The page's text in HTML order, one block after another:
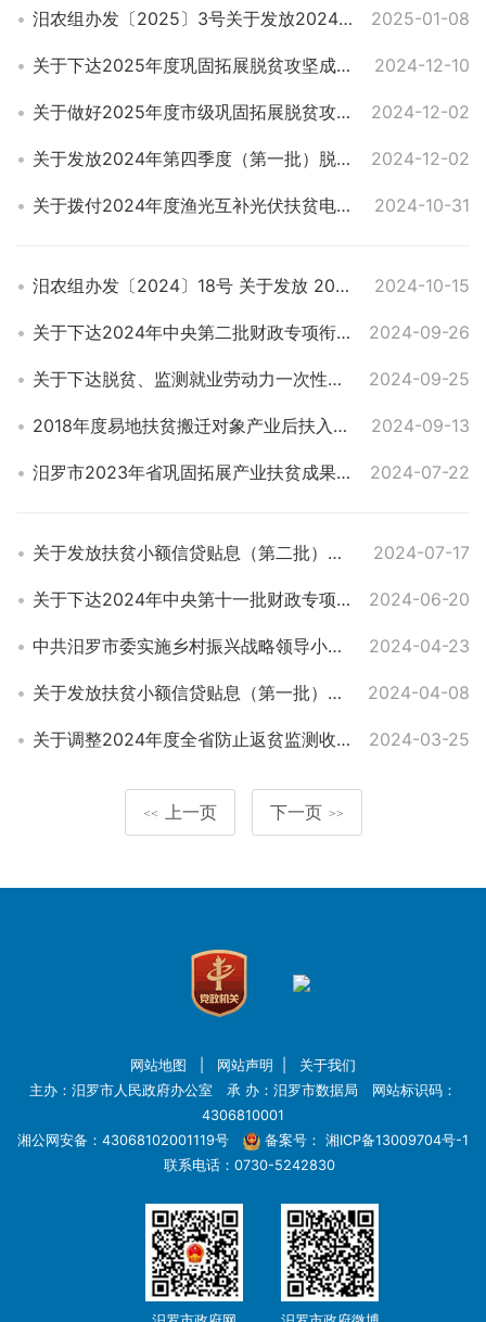
汨农组办发〔2025〕3号关于发放2024年第四季度（第二批）脱贫人口小额信贷贴息资金的通知 2025-01-08
关于下达2025年度巩固拓展脱贫攻坚成果和乡村振兴项目计划的通知 2024-12-10
关于做好2025年度市级巩固拓展脱贫攻坚成果和乡村振兴项目库入库工作的通知 2024-12-02
关于发放2024年第四季度（第一批）脱贫人口小额信贷贴息资金的通知 2024-12-02
关于拨付2024年度渔光互补光伏扶贫电站资产收益分配资金的通知 2024-10-31
汨农组办发〔2024〕18号 关于发放 2024年第三季度脱贫人口小额信贷贴息资金的通知 2024-10-15
关于下达2024年中央第二批财政专项衔接补助资金（雨露计划）项目计划的通知 2024-09-26
关于下达脱贫、监测就业劳动力一次性交通补贴资金的通知 2024-09-25
2018年度易地扶贫搬迁对象产业后扶入股资金及分红资金到户公示表表 2024-09-13
汨罗市2023年省巩固拓展产业扶贫成果重点项目完成情况公告 2024-07-22
关于发放扶贫小额信贷贴息（第二批）资金的通知 2024-07-17
关于下达2024年中央第十一批财政专项衔接补助资金（脱贫村产业）项目计划的通知 2024-06-20
中共汨罗市委实施乡村振兴战略领导小组办公室关于印发《汨罗市易地搬迁安置点驻村帮扶单位工作职责》的通知 2024-04-23
关于发放扶贫小额信贷贴息（第一批）资金的通知 2024-04-08
关于调整2024年度全省防止返贫监测收入基准线的通知 2024-03-25
<< 上一页 下一页 >>
网站地图 网站声明
关于我们
主办：汨罗市人民政府办公室 承 办：汨罗市数据局 网站标识码：
4306810001
湘公网安备：43068102001119号
备案号： 湘ICP备13009704号-1
联系电话：0730-5242830